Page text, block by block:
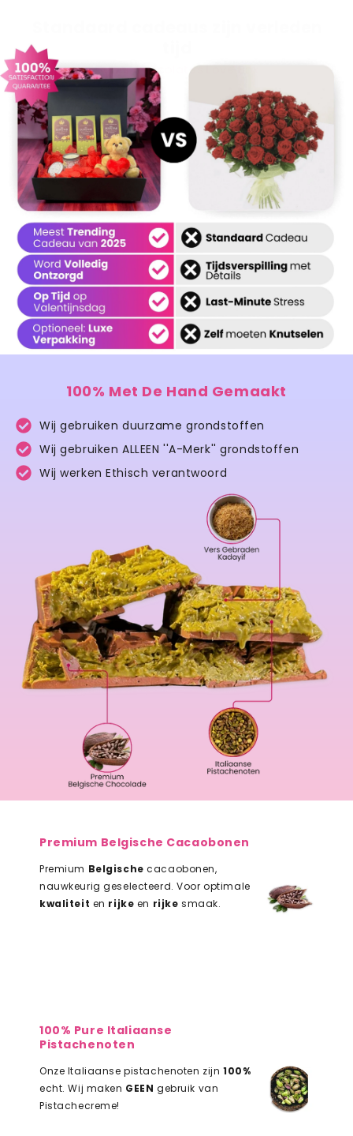
Dubai Chocolates Love Box
100% Met De Hand Gemaakt
Wij gebruiken duurzame grondstoffen
Wij gebruiken ALLEEN ''A-Merk'' grondstoffen
Wij werken Ethisch verantwoord
Premium Belgische Cacaobonen
Premium Belgische cacaobonen,
nauwkeurig geselecteerd. Voor optimale
kwaliteit en rijke en rijke smaak.
100% Pure Italiaanse
Pistachenoten
Onze Italiaanse pistachenoten zijn 100%
echt. Wij maken GEEN gebruik van
Pistachecreme!